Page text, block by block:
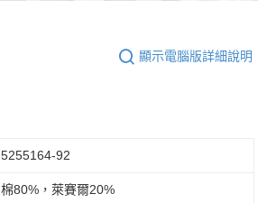
顯示電腦版詳細說明
5255164-92
棉80%，萊賽爾20%